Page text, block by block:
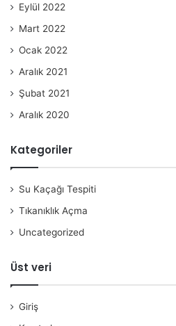
Eylül 2022
Mart 2022
Ocak 2022
Aralık 2021
Şubat 2021
Aralık 2020
Kategoriler
Su Kaçağı Tespiti
Tıkanıklık Açma
Uncategorized
Üst veri
Giriş